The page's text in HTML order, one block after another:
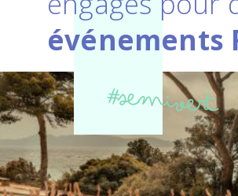
événements
#semivert